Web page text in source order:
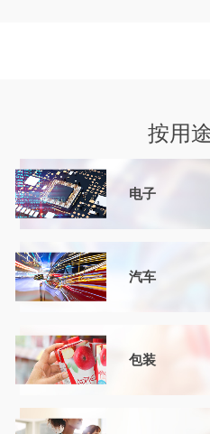
按用
电子
汽车
包装